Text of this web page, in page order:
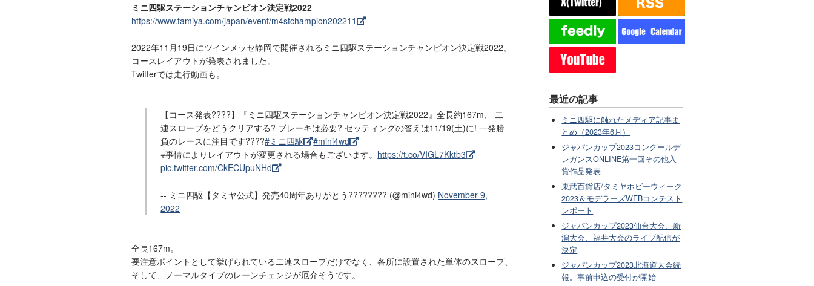
ミニ四駆ステーションチャンピオン決定戦2022
https://www.tamiya.com/japan/event/m4stchampion202211
2022年11月19日にツインメッセ静岡で開催されるミニ四駆ステーションチャンピオン決定戦2022。
コースレイアウトが発表されました。
Twitterでは走行動画も。
【コース発表????】『ミニ四駆ステーションチャンピオン決定戦2022』全長約167m、 二
連スロープをどうクリアする? ブレーキは必要? セッティングの答えは11/19(土)に! 一発勝
負のレースに注目です????#ミニ四駆
#mini4wd
※事情によりレイアウトが変更される場合もございます。 https://t.co/VIGL7Kktb3
pic.twitter.com/CkECUpuNHd
-- ミニ四駆【タミヤ公式】発売40周年ありがとう???????? (@mini4wd) November 9,
2022
全長167m。
要注意ポイントとして挙げられている二連スロープだけでなく、各所に設置された単体のスロープ、
そして、ノーマルタイプのレーンチェンジが厄介そうです。
最近の記事
ミニ四駆に触れたメディア記事ま
とめ（2023年6月）
ジャパンカップ2023コンクールデ
レガンスONLINE第一回その他入
賞作品発表
東武百貨店/タミヤホビーウィーク
2023＆モデラーズWEBコンテスト
レポート
ジャパンカップ2023仙台大会、新
潟大会、福井大会のライブ配信が
決定
ジャパンカップ2023北海道大会続
報。事前申込の受付が開始